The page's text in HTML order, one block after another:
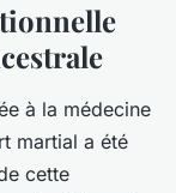
à la médecine
martial a été
cette